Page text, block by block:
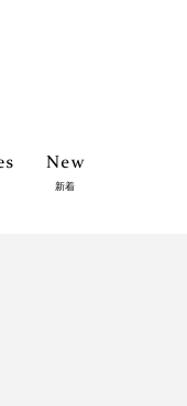
新着